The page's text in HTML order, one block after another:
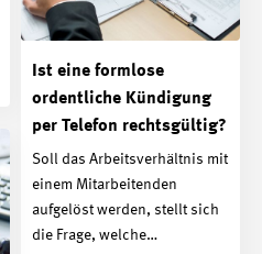
Ist eine formlose
ordentliche Kündigung
per Telefon rechtsgültig?
Soll das Arbeitsverhältnis mit
einem Mitarbeitenden
aufgelöst werden, stellt sich
die Frage, welche…